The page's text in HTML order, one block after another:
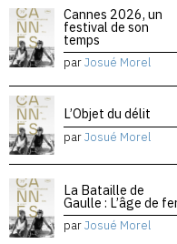
Cannes 2026, un
festival de son
temps
parJosué Morel
L’Objet du délit
parJosué Morel
La Bataille de
Gaulle : L’âge de
parJosué Morel